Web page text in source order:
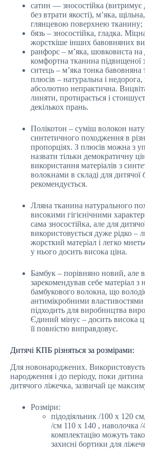
сатин — зносостійка (витримує
без втрати якості), м’яка,
глянцевою поверхнею тканину;
бязь – зносостійка, гладка.
жорсткіше інших бавовняних
ранфорс – м’яка, шовковиста
комфортна тканина підвищеної
ситець – м’яка тонка бавовняна
плюсів – натуральна і недорога,
абсолютно непрактична.
линяти, протирається і
декількох прань.
Полікотон – суміш волокон
синтетичного походження в
пропорціях. З плюсів можна з
назвати тільки демократичну
використання матеріалів з
волокнами в складі для дитячої
рекомендується.
Лляна тканина натурального
високими гігієнічними
сама зносостійка, але для
використовується дуже рідко –
жорсткий матеріал і легко
у нього досить висока ціна.
Бамбук – порівняно новий, але
зарекомендував себе матеріал з
бамбукового волокна, що
антимікробними властивостями
підходить для виробництва
Єдиний мінус – досить висока
її повністю виправдовує.
Дитячі КПБ різняться за розмірами:
Для новонароджених.
народження і до періоду, поки дитина
дитячого ліжечка, зазвичай це
Розміри:
підодіяльник /100 х 120
/см 110 х 140 , наволочка
комплектацію можуть
захисні бортики для